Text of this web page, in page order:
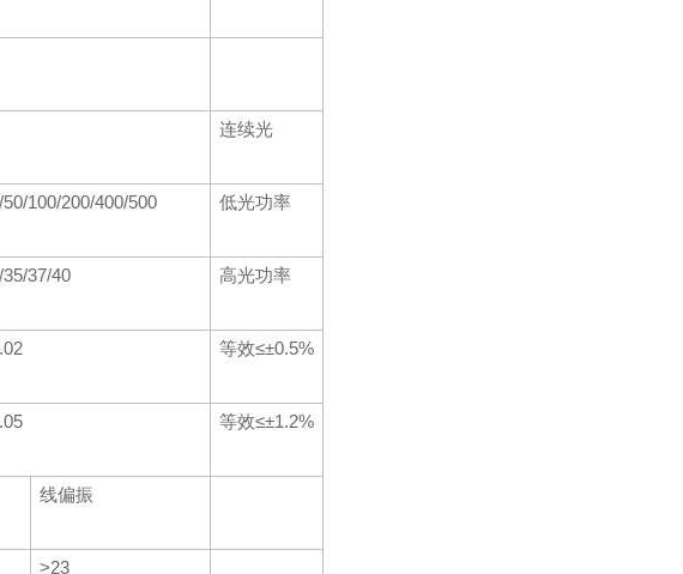
连续光
50/100/200/400/500 低光功率
37/40 高光功率
等效≤±0.5%
等效≤±1.2%
线偏振
>23